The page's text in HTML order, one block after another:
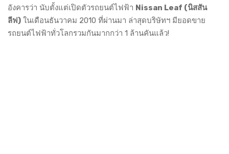
อังคารว่า นับตั้งแต่เปิดตัวรถยนต์ไฟฟ้า Nissan Leaf (นิสสัน
ลีฟ) ในเดือนธันวาคม 2010 ที่ผ่านมา ล่าสุดบริษัทฯ มียอดขาย
รถยนต์ไฟฟ้าทั่วโลกรวมกันมากกว่า 1 ล้านคันแล้ว!